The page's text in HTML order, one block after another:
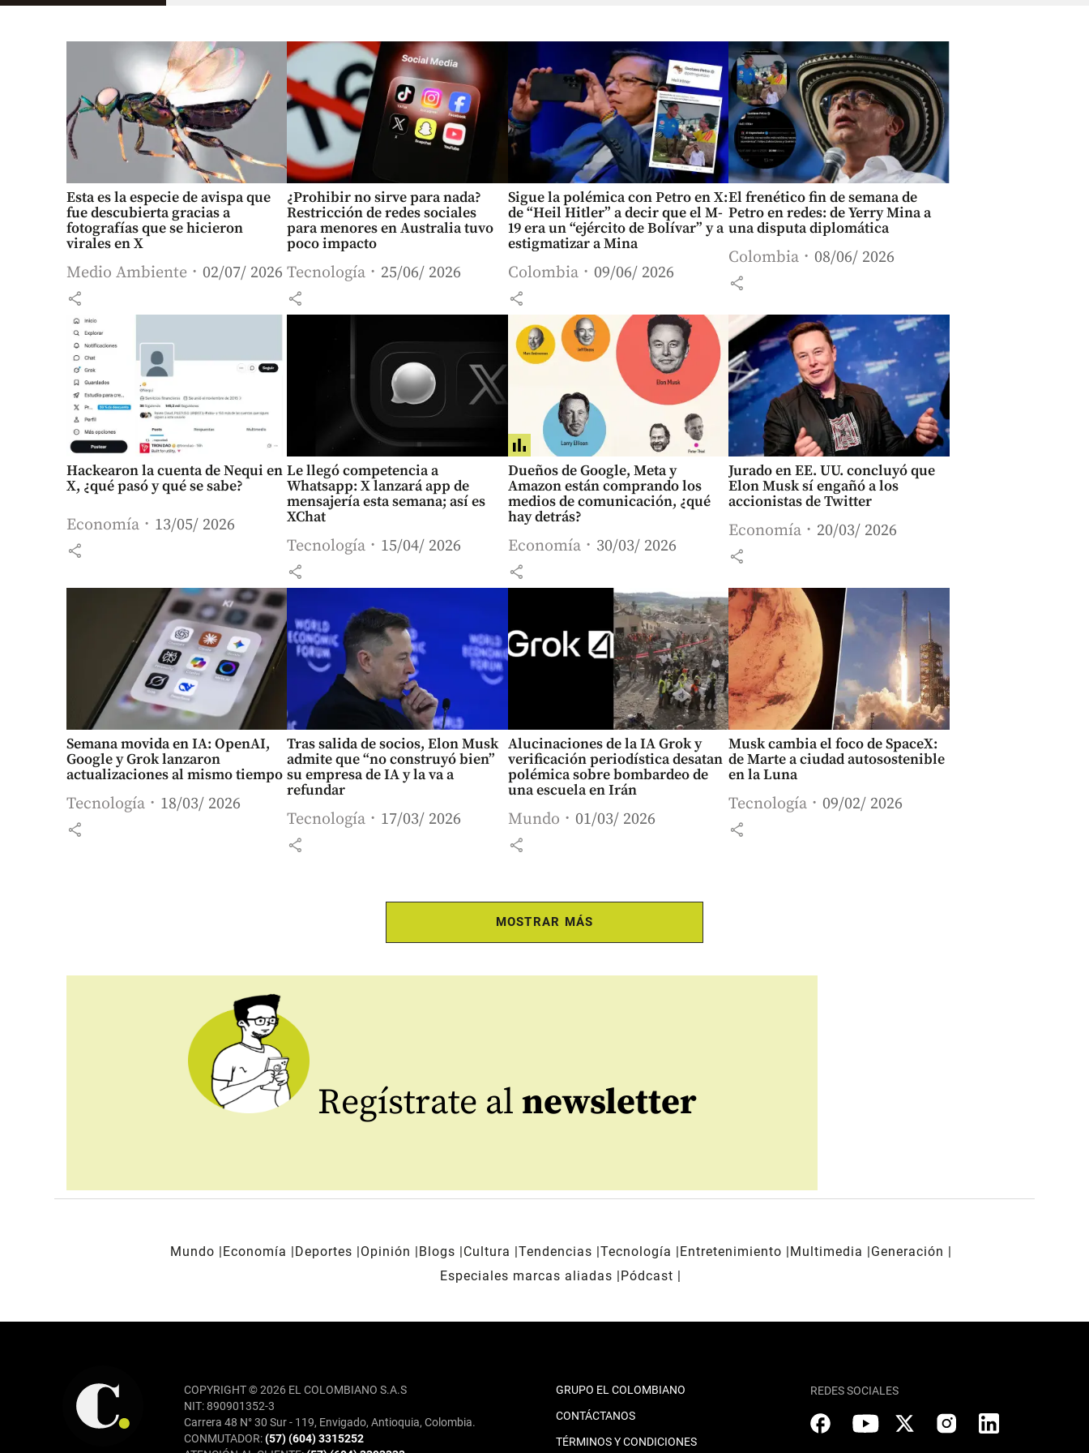
Esta es la especie de avispa que
fue descubierta gracias a
fotografías que se hicieron
virales en X
Medio Ambiente 02/07/ 2026
share
¿Prohibir no sirve para nada?
Restricción de redes sociales
para menores en Australia tuvo
poco impacto
Tecnología 25/06/ 2026
share
Sigue la polémica con Petro en X:
de “Heil Hitler” a decir que el M-
19 era un “ejército de Bolívar” y a
estigmatizar a Mina
Colombia 09/06/ 2026
share
El frenético fin de semana de
Petro en redes: de Yerry Mina a
una disputa diplomática
Colombia 08/06/ 2026
share
Hackearon la cuenta de Nequi en
X, ¿qué pasó y qué se sabe?
Economía 13/05/ 2026
share
Le llegó competencia a
Whatsapp: X lanzará app de
mensajería esta semana; así es
XChat
Tecnología 15/04/ 2026
share
Dueños de Google, Meta y
Amazon están comprando los
medios de comunicación, ¿qué
hay detrás?
Economía 30/03/ 2026
share
Jurado en EE. UU. concluyó que
Elon Musk sí engañó a los
accionistas de Twitter
Economía 20/03/ 2026
share
Semana movida en IA: OpenAI,
Google y Grok lanzaron
actualizaciones al mismo tiempo
Tecnología 18/03/ 2026
share
Tras salida de socios, Elon Musk
admite que “no construyó bien”
su empresa de IA y la va a
refundar
Tecnología 17/03/ 2026
share
Alucinaciones de la IA Grok y
verificación periodística desatan
polémica sobre bombardeo de
una escuela en Irán
Mundo 01/03/ 2026
share
Musk cambia el foco de SpaceX:
de Marte a ciudad autosostenible
en la Luna
Tecnología 09/02/ 2026
share
MOSTRAR MÁS
Regístrate al newsletter
Mundo Economía Deportes Opinión Blogs Cultura Tendencias Tecnología Entretenimiento Multimedia
Generación
Especiales marcas aliadas
Pódcast
COPYRIGHT © 2026 EL COLOMBIANO S.A.S
NIT: 890901352-3
Carrera 48 N° 30 Sur - 119, Envigado, Antioquia, Colombia.
CONMUTADOR:(57) (604) 3315252
GRUPO EL COLOMBIANO
CONTÁCTANOS
TÉRMINOS Y CONDICIONES
REDES SOCIALES